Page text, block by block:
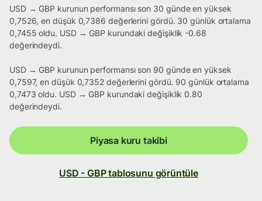
USD → GBP kurunun performansı son 30 günde en yüksek
0,7526, en düşük 0,7386 değerlerini gördü. 30 günlük ortalama
0,7455 oldu. USD → GBP kurundaki değişiklik -0.68
değerindeydi.
USD → GBP kurunun performansı son 90 günde en yüksek
0,7597, en düşük 0,7352 değerlerini gördü. 90 günlük ortalama
0,7473 oldu. USD → GBP kurundaki değişiklik 0.80
değerindeydi.
Piyasa kuru takibi
USD - GBP tablosunu görüntüle